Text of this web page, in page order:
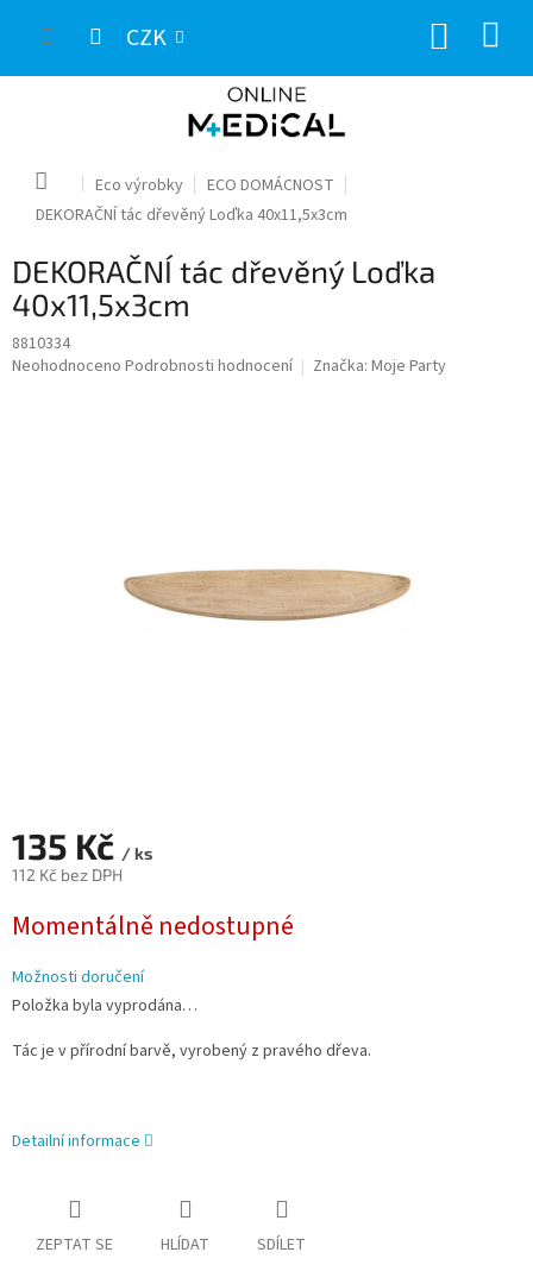
CZK
Domů Eco výrobky
ECO DOMÁCNOST
DEKORAČNÍ tác dřevěný Loďka 40x11,5x3cm
DEKORAČNÍ tác dřevěný Loďka
40x11,5x3cm
8810334
Průměrné
Neohodnoceno Podrobnosti hodnocení Značka: Moje Party
135 Kč / ks
112 Kč bez DPH
cena:
Momentálně nedostupné
Možnosti doručení
Položka byla vyprodána…
Tác je v přírodní barvě, vyrobený z pravého dřeva.
Detailní informace
ZEPTAT SE HLÍDAT SDÍLET